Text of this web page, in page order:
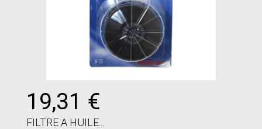
19,31 €
FILTRE A HUILE...